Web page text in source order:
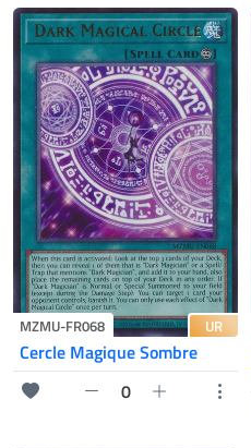
MZMU-FR068 UR
Cercle Magique Sombre
0